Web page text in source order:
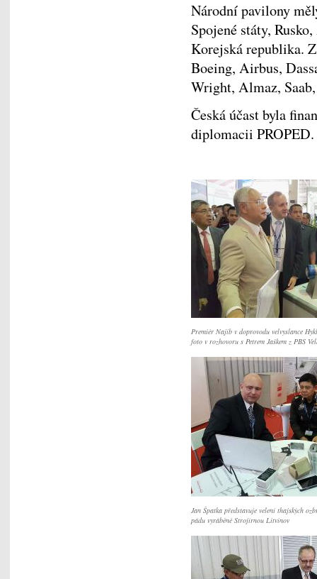
Národní pavilony
Spojené státy,
Korejská republika.
Boeing, Airbus,
Wright, Almaz,
Česká účast byla
diplomacii PROPED.
Premiér Najib v doprovodu velvyslance
foto v rozhovoru s Petrem Jaškem z PBS
Jan Špatka představuje velení thajských
pádu vyráběné Strojírnou Litvínov